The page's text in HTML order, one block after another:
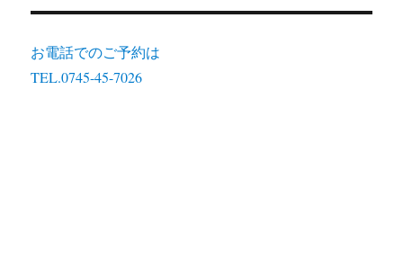
お電話でのご予約は
TEL.0745-45-7026